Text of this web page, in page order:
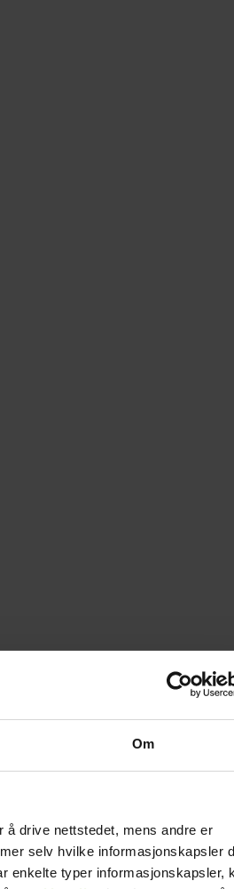
Om
å drive nettstedet, mens andre er
selv hvilke informasjonskapsler
enkelte typer informasjonskapsler,